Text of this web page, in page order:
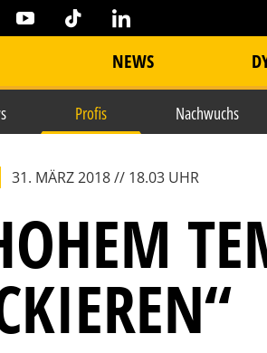
NEWS
Profis Nachwuchs
31. MÄRZ 2018 // 18.03 UHR